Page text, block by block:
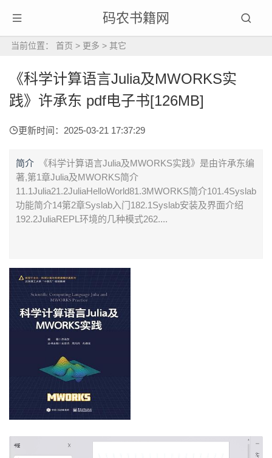
码农书籍网
当前位置： 首页 > 更多 > 其它
《科学计算语言Julia及MWORKS实
践》许承东 pdf电子书[126MB]
更新时间：2025-03-21 17:37:29
简介
《科学计算语言Julia及MWORKS实践》是由许承东编
著,第1章Julia及MWORKS简介
11.1Julia21.2JuliaHelloWorld81.3MWORKS简介101.4Syslab
功能简介14第2章Syslab入门182.1Syslab安装及界面介绍
192.2JuliaREPL环境的几种模式262....